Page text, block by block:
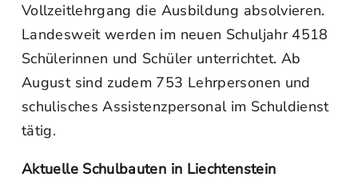
Vollzeitlehrgang die Ausbildung absolvieren.
Landesweit werden im neuen Schuljahr 4518
Schülerinnen und Schüler unterrichtet. Ab
August sind zudem 753 Lehrpersonen und
schulisches Assistenzpersonal im Schuldienst
tätig.
Aktuelle Schulbauten in Liechtenstein